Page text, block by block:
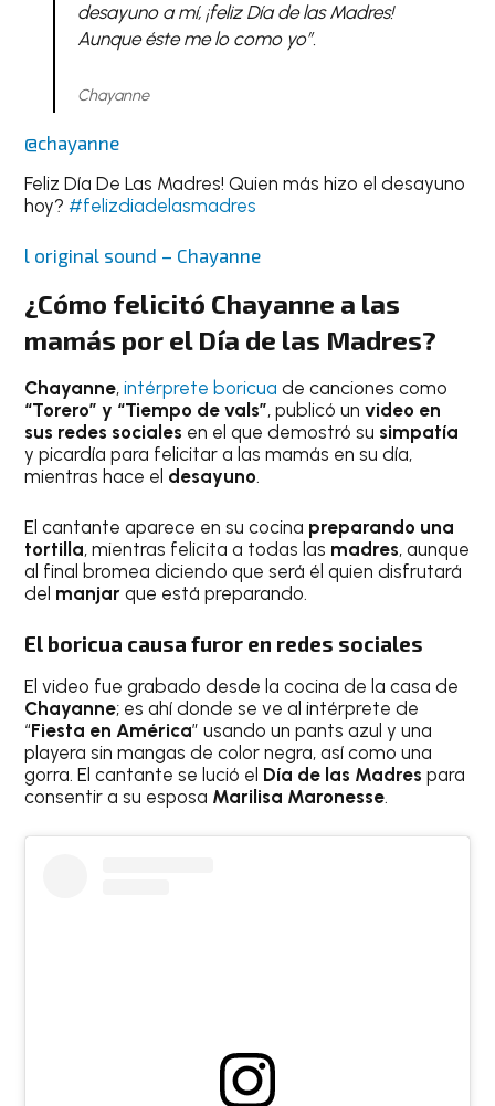
desayuno a mí, ¡feliz Día de las Madres!
Aunque éste me lo como yo”.
Chayanne
@chayanne
Feliz Día De Las Madres! Quien más hizo el desayuno
hoy?#felizdiadelasmadres
l original sound – Chayanne
¿Cómo felicitó Chayanne a las
mamás por el Día de las Madres?
Chayanne,intérprete boricuade canciones como
“Torero” y “Tiempo de vals”, publicó unvideo en
sus redes sociales en el que demostró su simpatía
y picardía para felicitar a las mamás en su día,
mientras hace el desayuno.
El cantante aparece en su cocina preparando una
tortilla, mientras felicita a todas las madres, aunque
al final bromea diciendo que será él quien disfrutará
del manjar que está preparando.
El boricua causa furor en redes sociales
El video fue grabado desde la cocina de la casa de
Chayanne; es ahí donde se ve al intérprete de
“Fiesta en América” usando un pants azul y una
playera sin mangas de color negra, así como una
gorra. El cantante se lució el Día de las Madres para
consentir a su esposa Marilisa Maronesse.